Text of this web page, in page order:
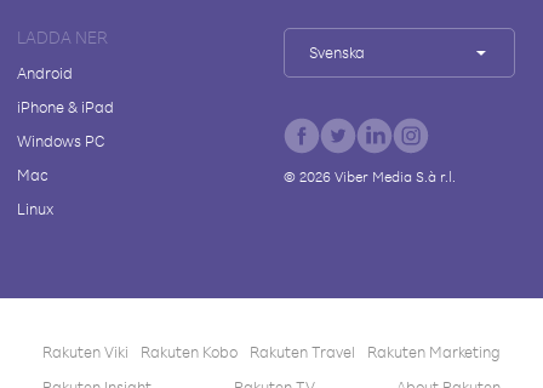
LADDA NER
Android
iPhone & iPad
Windows PC
Mac
Linux
Svenska
© 2026Viber Media S.à r.l.
Rakuten Viki Rakuten Kobo Rakuten Travel
Rakuten Marketing